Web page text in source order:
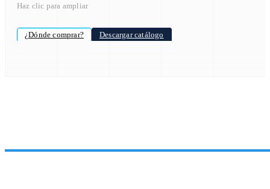
Haz clic para ampliar
¿Dónde comprar? Descargar catálogo